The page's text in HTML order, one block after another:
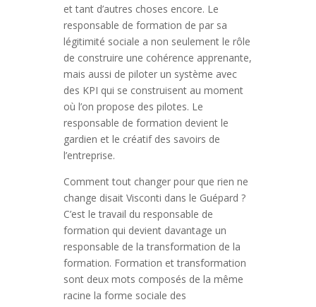
et tant d’autres choses encore. Le
responsable de formation de par sa
légitimité sociale a non seulement le rôle
de construire une cohérence apprenante,
mais aussi de piloter un système avec
des KPI qui se construisent au moment
où l’on propose des pilotes. Le
responsable de formation devient le
gardien et le créatif des savoirs de
l’entreprise.
Comment tout changer pour que rien ne
change disait Visconti dans le Guépard ?
C’est le travail du responsable de
formation qui devient davantage un
responsable de la transformation de la
formation. Formation et transformation
sont deux mots composés de la même
racine la forme sociale des